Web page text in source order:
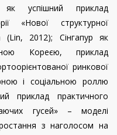
як успішний приклад
«Нової структурної
(Lin, 2012); Сінгапур як
Кореєю, приклад
ринкової
і соціальною роллю
приклад практичного
гусей» – моделі
з наголосом на